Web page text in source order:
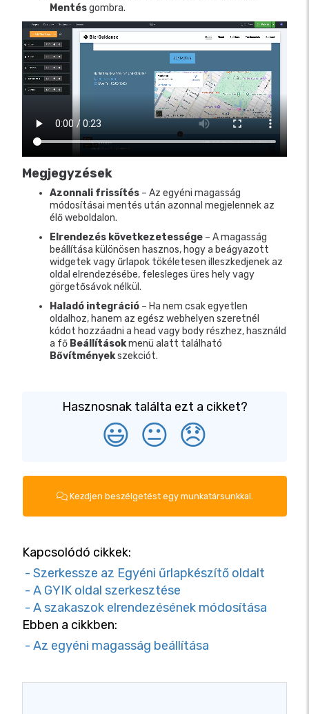
Mentésgombra.
Megjegyzések
Azonnali frissítés – Az egyéni magasság
módosításai mentés után azonnal megjelennek az
élő weboldalon.
Elrendezés következetessége – A magasság
beállítása különösen hasznos, hogy a beágyazott
widgetek vagy űrlapok tökéletesen illeszkedjenek az
oldal elrendezésébe, felesleges üres hely vagy
görgetősávok nélkül.
Haladó integráció – Ha nem csak egyetlen
oldalhoz, hanem az egész webhelyen szeretnél
kódot hozzáadni a head vagy body részhez, használd
a fő Beállításokmenü alatt található
Bővítményekszekciót.
Hasznosnak találta ezt a cikket?
😃 😐 😞
Kezdjen beszélgetést egy munkatársunkkal.
Kapcsolódó cikkek:
- Szerkessze az Egyéni űrlapkészítő oldalt
- A GYIK oldal szerkesztése
- A szakaszok elrendezésének módosítása
Ebben a cikkben:
- Az egyéni magasság beállítása